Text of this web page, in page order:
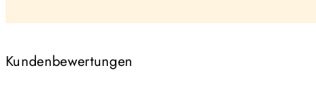
Kundenbewertungen